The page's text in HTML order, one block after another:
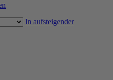
In aufsteigender